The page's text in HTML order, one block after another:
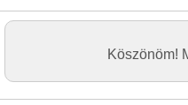
Köszönöm!